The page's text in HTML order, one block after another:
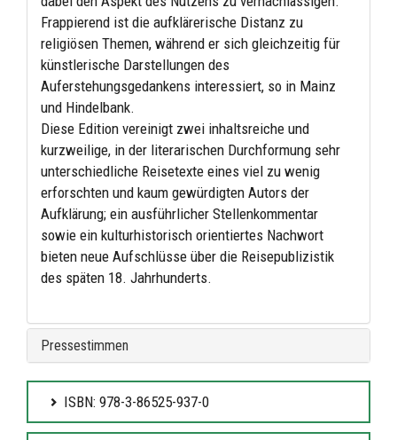
Frappierend ist die aufklärerische Distanz zu
religiösen Themen, während er sich gleichzeitig für
künstlerische Darstellungen des
Auferstehungsgedankens interessiert, so in Mainz
und Hindelbank.
Diese Edition vereinigt zwei inhaltsreiche und
kurzweilige, in der literarischen Durchformung sehr
unterschiedliche Reisetexte eines viel zu wenig
erforschten und kaum gewürdigten Autors der
Aufklärung; ein ausführlicher Stellenkommentar
sowie ein kulturhistorisch orientiertes Nachwort
bieten neue Aufschlüsse über die Reisepublizistik
des späten 18. Jahrhunderts.
Pressestimmen
ISBN: 978-3-86525-937-0